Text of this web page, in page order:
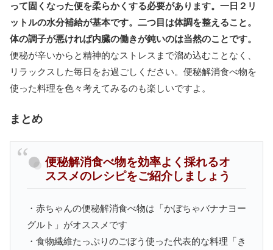
って固くなった便を柔らかくする必要があります。一日２リ
ットルの水分補給が基本です。二つ目は体調を整えること。
体の調子が悪ければ内臓の働きが鈍いのは当然のことです。
便秘が辛いからと精神的なストレスまで溜め込むことなく、
リラックスした毎日をお過ごしください。便秘解消食べ物を
使った料理を色々考えてみるのも楽しいですよ。
まとめ
便秘解消食べ物を効率よく採れるオ
ススメのレシピをご紹介しましょう
・赤ちゃんの便秘解消食べ物は「かぼちゃバナナヨー
グルト」がオススメです
・食物繊維たっぷりのごぼう使った代表的な料理「き